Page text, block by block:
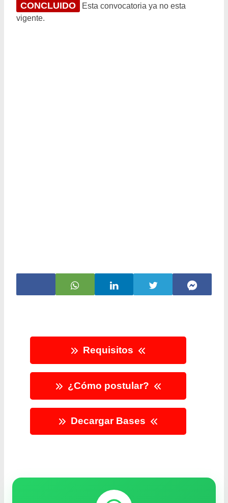
CONCLUIDO
Esta convocatoria ya no esta
vigente.
Requisitos
¿Cómo postular?
Decargar Bases